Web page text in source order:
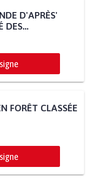
D'APRÈS'
DES...
FORÊT CLASSÉE